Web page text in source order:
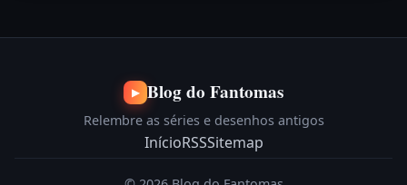
▶ Blog do Fantomas
Relembre as séries e desenhos antigos
InícioRSSSitemap